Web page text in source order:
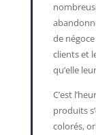
de
clients et
qu’elle
C’est
produits
colorés,